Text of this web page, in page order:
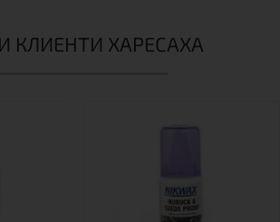
КЛИЕНТИ ХАРЕСАХА